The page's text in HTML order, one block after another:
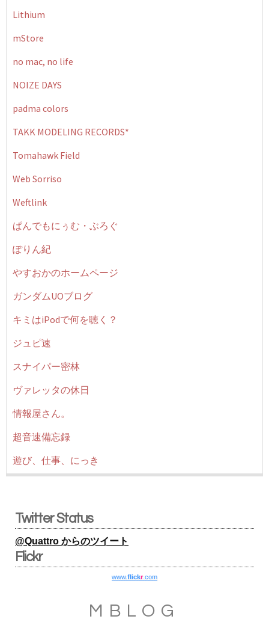
Lithium
mStore
no mac, no life
NOIZE DAYS
padma colors
TAKK MODELING RECORDS*
Tomahawk Field
Web Sorriso
Weftlink
ぱんでもにぅむ・ぶろぐ
ぽりん紀
やすおかのホームページ
ガンダムUOブログ
キミはiPodで何を聴く？
ジュピ速
スナイパー密林
ヴァレッタの休日
情報屋さん。
超音速備忘録
遊び、仕事、にっき
Twitter Status
@Quattro からのツイート
Flickr
www.flickr.com
MBLOG